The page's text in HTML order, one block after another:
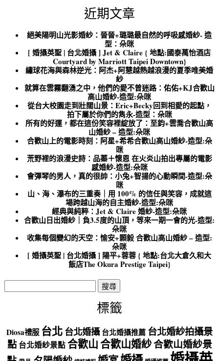
近期文章
絕美陽明山光影婚紗：晉晉+璐璐最自然的呼吸感婚紗- 造
型：朵咪
[ 婚攝英聖 | 台北婚攝 ] Jet & Claire { 地點:國泰萬怡酒店
Courtyard by Marriott Taipei Downtown}
繡球花海與森林逆光：阿杰+阿慧越熱越浪漫的夏季唯美婚
紗
就算在雲霧翻湧之中，他們的愛不曾迷路：佑佑+KJ合歡山
高山婚紗-造型:朵咪
從台大校園走到壯闊山景：Eric+Becky回到相愛的起點，
拍下屬於你們的雋永-造型：朵咪
所有的好運，都在這份笑容裡綻放了：至鈞+雲喬合歡山高
山婚紗 – 造型:朵咪
合歡山上的電影時刻：阿星+希希合歡山高山婚紗-造型:朵
咪
荒野裡的浪漫史詩：品蓁＋懷恩 在火炎山拍出專屬的電影
感婚紗-造型:朵咪
會彈琴的男人，真的很帥：小兔+智揚的心動瞬間-造型:朵
咪
山、海、瀑布的三重奏｜用 100% 的信任與笑容，成就這
場跨越山海的自主婚紗-造型:朵咪
經典與純粹：Jet & Claire 婚紗-造型:朵咪
合歡山日出婚紗｜負3.5度的山頂，等來一期一會的光-造型:
朵咪
收集每個變幻的天空：愉安+顥毅 合歡山高山婚紗 – 造型:
朵咪
[ 婚攝英聖 | 台北婚攝 ] 陽平+蓉蓉 { 地點:台北大倉久和大
飯店The Okura Prestige Taipei}
搜
尋
標籤
Diosa禮服 台北台北婚攝 台北婚攝推薦 台北婚紗拍攝景
點 台北婚紗景點 合歡山合歡山婚紗合歡山婚紗景